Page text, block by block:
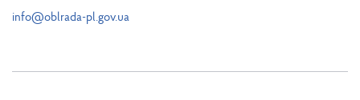
info@oblrada-pl.gov.ua